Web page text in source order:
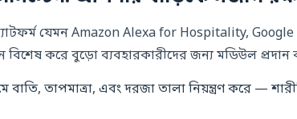
যেমন Amazon Alexa for Hospitality,
করে বুড়ো ব্যবহারকারীদের জন্য মডিউল প্রদান
বাতি, তাপমাত্রা, এবং দরজা তালা নিয়ন্ত্রণ করে —